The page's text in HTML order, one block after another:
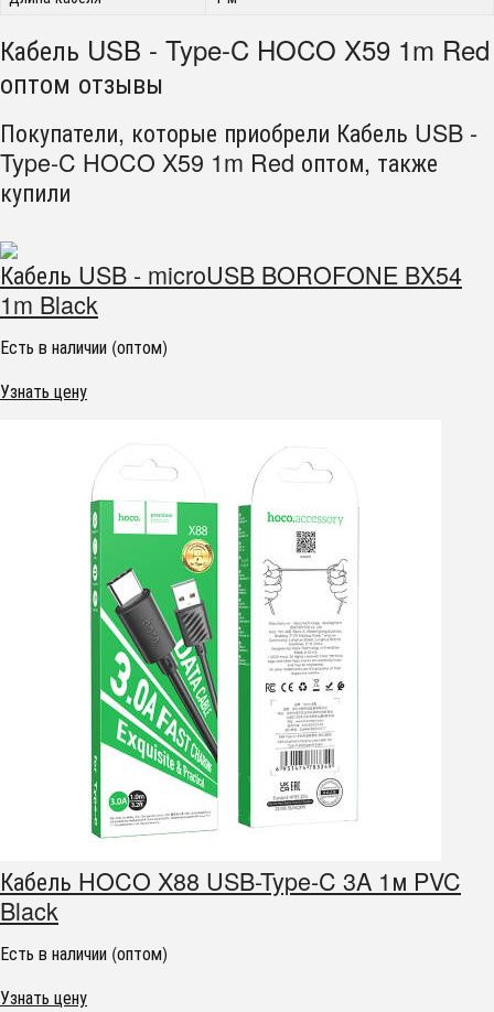
Кабель USB - Type-C HOCO X59 1m Red
оптом отзывы
Покупатели, которые приобрели Кабель USB -
Type-C HOCO X59 1m Red оптом, также
купили
Кабель USB - microUSB BOROFONE BX54
1m Black
Есть в наличии (оптом)
Узнать цену
Кабель HOCO X88 USB-Type-C 3A 1м PVC
Black
Есть в наличии (оптом)
Узнать цену